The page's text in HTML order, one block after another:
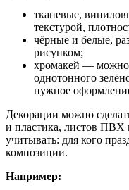
тканевые,
текстурой,
чёрные и белые,
рисунком;
хромакей — можно
однотонного
нужное
Декорации можно
и пластика, листов
учитывать: для кого
композиции.
Например: